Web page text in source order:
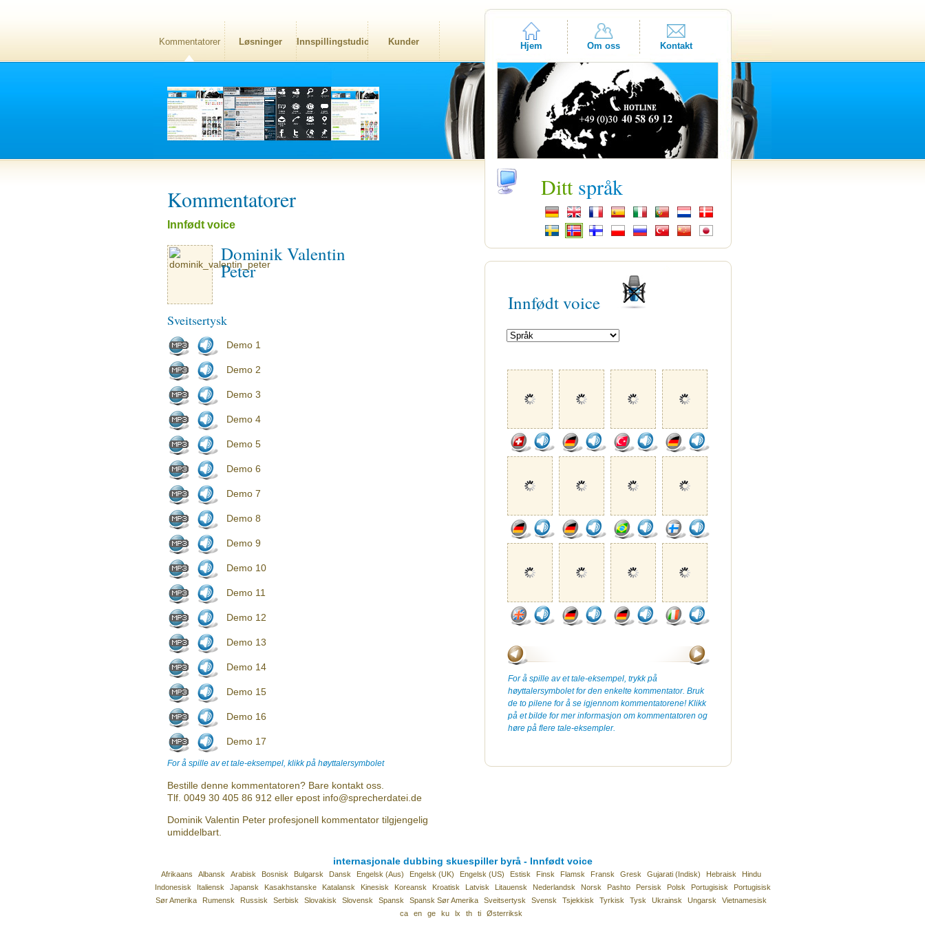
Kommentatorer Løsninger Innspillingstudio Kunder Hjem Om oss Kontakt
Kommentatorer
Innfødt voice
Dominik Valentin
Peter
Sveitsertysk
Demo 1
Demo 2
Demo 3
Demo 4
Demo 5
Demo 6
Demo 7
Demo 8
Demo 9
Demo 10
Demo 11
Demo 12
Demo 13
Demo 14
Demo 15
Demo 16
Demo 17
For å spille av et tale-eksempel, klikk på høyttalersymbolet
Bestille denne kommentatoren? Bare kontakt oss.
Tlf. 0049 30 405 86 912 eller epost info@sprecherdatei.de
Dominik Valentin Peter profesjonell kommentator tilgjengelig
umiddelbart.
Ditt språk
Innfødt voice
For å spille av et tale-eksempel, trykk på
høyttalersymbolet for den enkelte kommentator. Bruk
de to pilene for å se igjennom kommentatorene! Klikk
på et bilde for mer informasjon om kommentatoren og
høre på flere tale-eksempler.
internasjonale dubbing skuespiller byrå - Innfødt voice
Afrikaans Albansk Arabisk Bosnisk Bulgarsk Dansk Engelsk (Aus) Engelsk (UK) Engelsk (US) Estisk Finsk Flamsk Fransk Gresk Gujarati (Indisk) Hebraisk
Hindu
Indonesisk
Italiensk Japansk Kasakhstanske Katalansk Kinesisk Koreansk Kroatisk Latvisk Litauensk Nederlandsk Norsk Pashto Persisk Polsk Portugisisk
Portugisisk
Sør Amerika
Rumensk Russisk Serbisk Slovakisk Slovensk Spansk Spansk Sør Amerika Sveitsertysk Svensk Tsjekkisk Tyrkisk Tysk Ukrainsk Ungarsk
Vietnamesisk
ca
en ge ku lx th ti Østerriksk